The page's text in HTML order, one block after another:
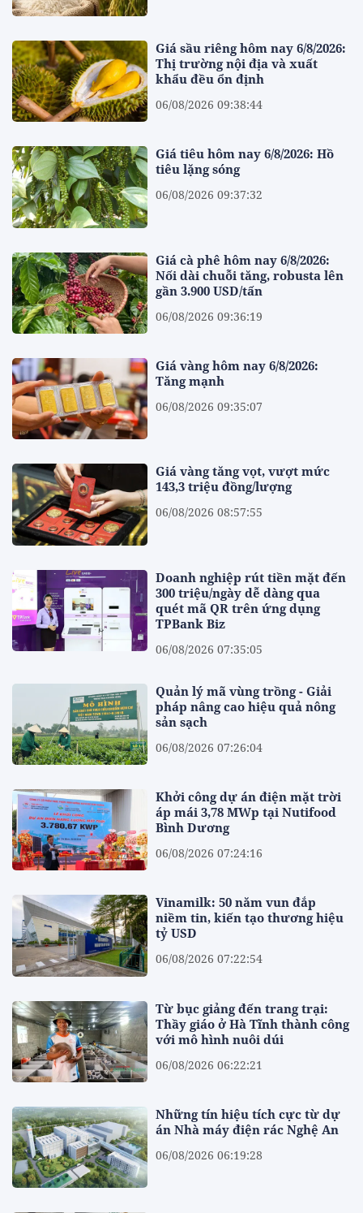
Giá sầu riêng hôm nay 6/8/2026:
Thị trường nội địa và xuất
khẩu đều ổn định
06/08/2026 09:38:44
Giá tiêu hôm nay 6/8/2026: Hồ
tiêu lặng sóng
06/08/2026 09:37:32
Giá cà phê hôm nay 6/8/2026:
Nối dài chuỗi tăng, robusta lên
gần 3.900 USD/tấn
06/08/2026 09:36:19
Giá vàng hôm nay 6/8/2026:
Tăng mạnh
06/08/2026 09:35:07
Giá vàng tăng vọt, vượt mức
143,3 triệu đồng/lượng
06/08/2026 08:57:55
Doanh nghiệp rút tiền mặt đến
300 triệu/ngày dễ dàng qua
quét mã QR trên ứng dụng
TPBank Biz
06/08/2026 07:35:05
Quản lý mã vùng trồng - Giải
pháp nâng cao hiệu quả nông
sản sạch
06/08/2026 07:26:04
Khởi công dự án điện mặt trời
áp mái 3,78 MWp tại Nutifood
Bình Dương
06/08/2026 07:24:16
Vinamilk: 50 năm vun đắp
niềm tin, kiến tạo thương hiệu
tỷ USD
06/08/2026 07:22:54
Từ bục giảng đến trang trại:
Thầy giáo ở Hà Tĩnh thành công
với mô hình nuôi dúi
06/08/2026 06:22:21
Những tín hiệu tích cực từ dự
án Nhà máy điện rác Nghệ An
06/08/2026 06:19:28